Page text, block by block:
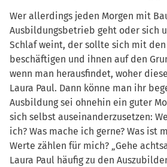
Wer allerdings jeden Morgen mit
Ausbildungsbetrieb geht oder sich
Schlaf weint, der sollte sich mit den
beschäftigen und ihnen auf den
wenn man herausfindet, woher
Laura Paul. Dann könne man ihr
Ausbildung sei ohnehin ein guter
sich selbst auseinanderzusetzen:
ich? Was mache ich gerne? Was ist
Werte zählen für mich? „Gehe
Laura Paul häufig zu den